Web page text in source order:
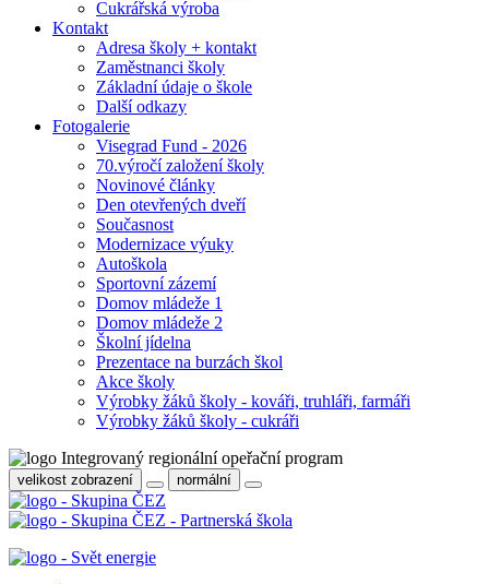
Cukrářská výroba
Kontakt
Adresa školy + kontakt
Zaměstnanci školy
Základní údaje o škole
Další odkazy
Fotogalerie
Visegrad Fund - 2026
70.výročí založení školy
Novinové články
Den otevřených dveří
Současnost
Modernizace výuky
Autoškola
Sportovní zázemí
Domov mládeže 1
Domov mládeže 2
Školní jídelna
Prezentace na burzách škol
Akce školy
Výrobky žáků školy - kováři, truhláři, farmáři
Výrobky žáků školy - cukráři
velikost zobrazení normální